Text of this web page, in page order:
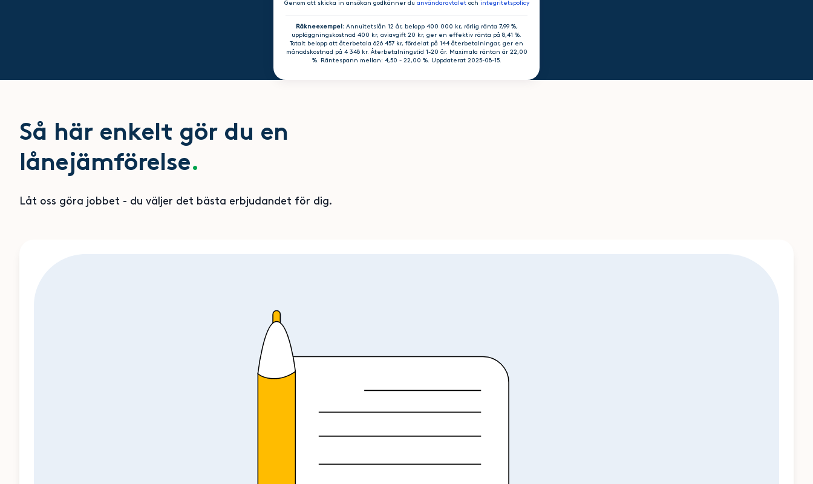
Genom att skicka in ansökan godkänner du användaravtaletoch integritetspolicy
Räkneexempel: Annuitetslån 12 år, belopp 400 000 kr, rörlig ränta 7,99 %,
uppläggningskostnad 400 kr, aviavgift 20 kr, ger en effektiv ränta på 8,41 %.
Totalt belopp att återbetala 626 457 kr, fördelat på 144 återbetalningar, ger en
månadskostnad på 4 348 kr. Återbetalningstid 1-20 år. Maximala räntan är 22,00
%. Räntespann mellan: 4,50 - 22,00 %. Uppdaterat 2025-08-15.
Så här enkelt gör du en
lånejämförelse.
Låt oss göra jobbet - du väljer det bästa erbjudandet för dig.